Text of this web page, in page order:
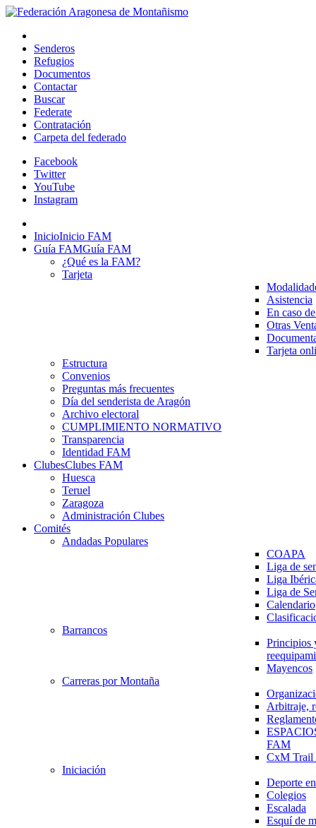
Senderos
Refugios
Documentos
Contactar
Buscar
Federate
Contratación
Carpeta del federado
Facebook
Twitter
YouTube
Instagram
InicioInicio FAM
Guía FAMGuía FAM
¿Qué es la FAM?
Tarjeta
Asistencia
En caso
Otras
Tarjeta
Estructura
Convenios
Preguntas más frecuentes
Día del senderista de Aragón
Archivo electoral
CUMPLIMIENTO NORMATIVO
Transparencia
Identidad FAM
ClubesClubes FAM
Huesca
Teruel
Zaragoza
Administración Clubes
Comités
Andadas Populares
COAPA
Liga de
Liga
Liga de
Calendario
Barrancos
Principios
Mayencos
Carreras por Montaña
Arbitraje,
FAM
CxM
Iniciación
Deporte
Colegios
Escalada
Esquí de